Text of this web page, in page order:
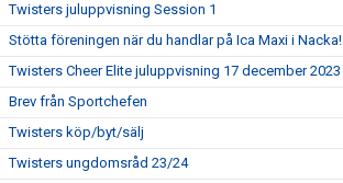
Twisters juluppvisning Session 1
Stötta föreningen när du handlar på Ica Maxi i Nacka!
Twisters Cheer Elite juluppvisning 17 december 2023
Brev från Sportchefen
Twisters köp/byt/sälj
Twisters ungdomsråd 23/24